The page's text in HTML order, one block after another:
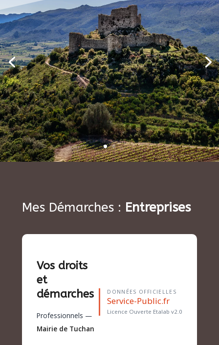
Mes Démarches : Entreprises
Vos droits
et
démarches
Professionnels —
Mairie de Tuchan
DONNÉES OFFICIELLES
Service-Public.fr
Licence Ouverte Etalab v2.0